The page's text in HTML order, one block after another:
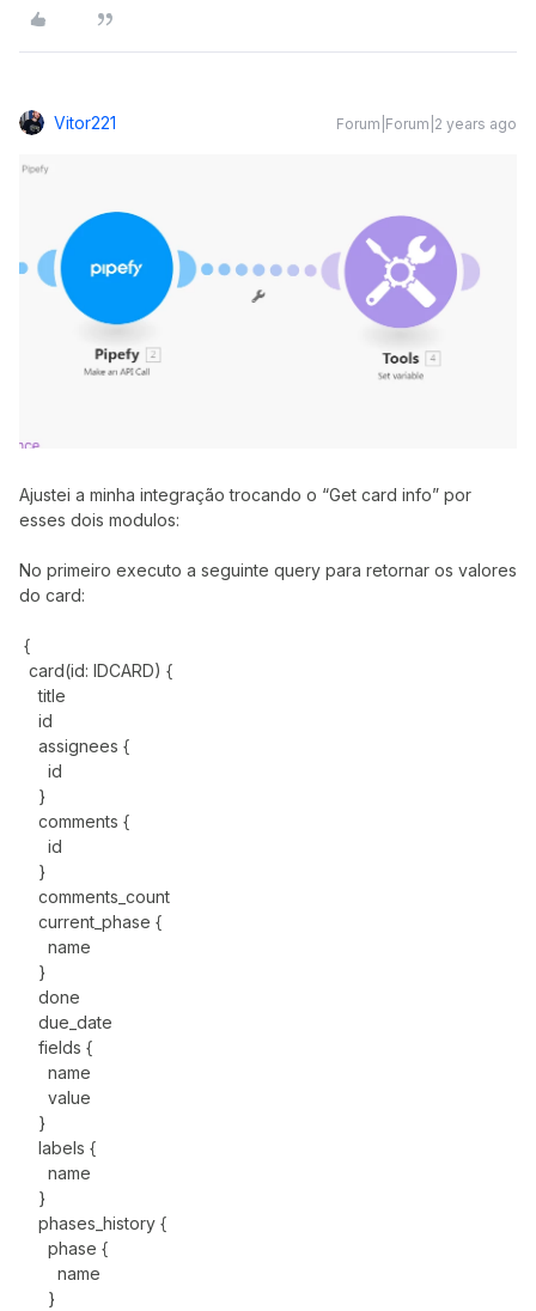
Vitor221 Forum|Forum|2 years ago
Ajustei a minha integração trocando o “Get card info” por
esses dois modulos:
No primeiro executo a seguinte query para retornar os valores
do card:
{
card(id: IDCARD) {
title
id
assignees {
id
}
comments {
id
}
comments_count
current_phase {
name
}
done
due_date
fields {
name
value
}
labels {
name
}
phases_history {
phase {
name
}